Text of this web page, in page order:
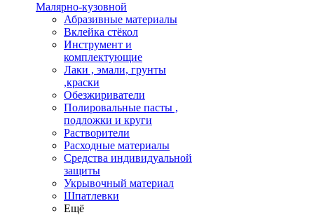
Малярно-кузовной
Абразивные материалы
Вклейка стёкол
Инструмент и
комплектующие
Лаки , эмали, грунты
,краски
Обезжириватели
Полировальные пасты ,
подложки и круги
Растворители
Расходные материалы
Средства индивидуальной
защиты
Укрывочный материал
Шпатлевки
Ещё